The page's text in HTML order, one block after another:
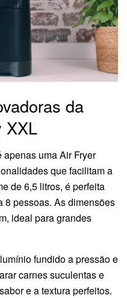
da
XXL
uma Air Fryer
que facilitam a
de 6,5 litros, é perfeita
8 pessoas. As dimensões
ideal para grandes
fundido a pressão e
carnes suculentas e
e a textura perfeitos.